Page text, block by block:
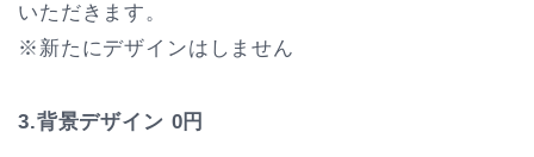
いただきます。
※新たにデザインはしません
3.背景デザイン 0円